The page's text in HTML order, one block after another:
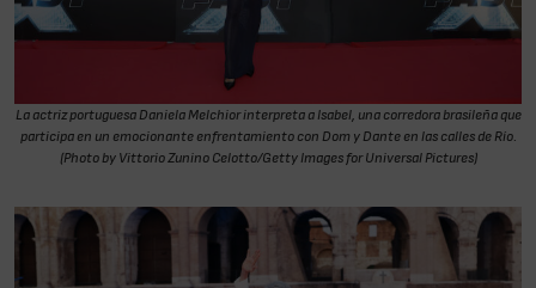
La actriz portuguesa Daniela Melchior interpreta a Isabel, una corredora brasileña que
participa en un emocionante enfrentamiento con Dom y Dante en las calles de Río.
(Photo by Vittorio Zunino Celotto/Getty Images for Universal Pictures)